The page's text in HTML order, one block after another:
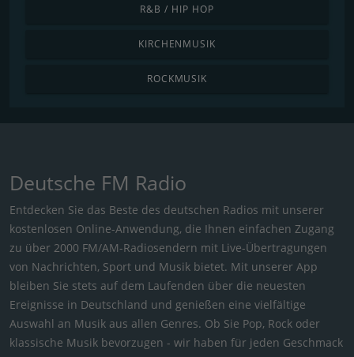
R&B / HIP HOP
KIRCHENMUSIK
ROCKMUSIK
Deutsche FM Radio
Entdecken Sie das Beste des deutschen Radios mit unserer
kostenlosen Online-Anwendung, die Ihnen einfachen Zugang
zu über 2000 FM/AM-Radiosendern mit Live-Übertragungen
von Nachrichten, Sport und Musik bietet. Mit unserer App
bleiben Sie stets auf dem Laufenden über die neuesten
Ereignisse in Deutschland und genießen eine vielfältige
Auswahl an Musik aus allen Genres. Ob Sie Pop, Rock oder
klassische Musik bevorzugen - wir haben für jeden Geschmack